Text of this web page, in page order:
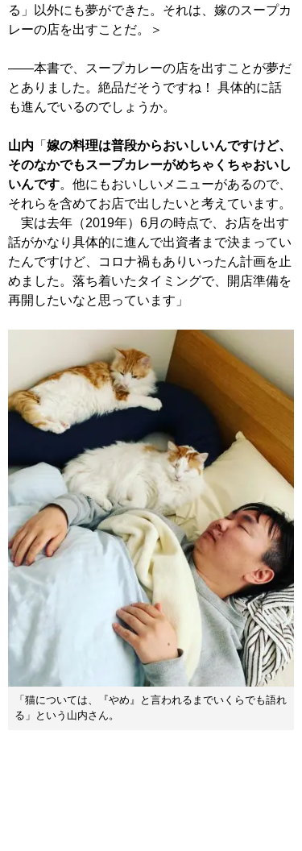
る」以外にも夢ができた。それは、嫁のスープカ
レーの店を出すことだ。＞
――本書で、スープカレーの店を出すことが夢だ
とありました。絶品だそうですね！ 具体的に話
も進んでいるのでしょうか。
山内 「 嫁の料理は普段からおいしいんですけど、
そのなかでもスープカレーがめちゃくちゃおいし
いんです。他にもおいしいメニューがあるので、
それらを含めてお店で出したいと考えています。
実は去年（2019年）6月の時点で、お店を出す
話がかなり具体的に進んで出資者まで決まってい
たんですけど、コロナ禍もありいったん計画を止
めました。落ち着いたタイミングで、開店準備を
再開したいなと思っています」
「猫については、『やめ』と言われるまでいくらでも語れ
る」という山内さん。